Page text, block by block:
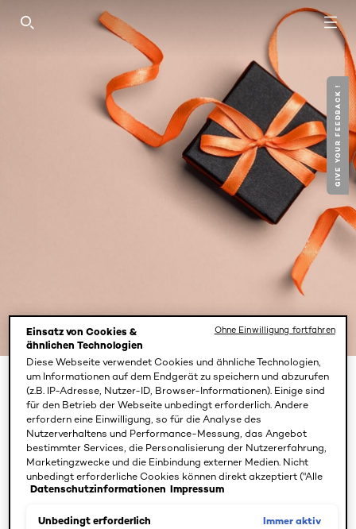
SEARCH THIS SITE
Geschenkideen: Pflege-und
Geschenksets für Männer
Die L'Oréal Paris MEN EXPERT Pflege- und
Geschenksets enthalten die perfekten Routinen zum
Verschenken. Ob Körperpflege, Bartpflege oder
findest Du das passende Geschenk.
GIVE YOUR FEEDBACK !
Einsatz von Cookies &
ähnlichen Technologien
Diese Webseite verwendet Cookies und ähnliche Technologien,
um Informationen auf dem Endgerät zu speichern und abzurufen
(z.B. IP-Adresse, Nutzer-ID, Browser-Informationen). Einige sind
für den Betrieb der Webseite unbedingt erforderlich. Andere
erfordern eine Einwilligung, so für die Analyse des
Nutzerverhaltens und Performance-Messung, das Angebot
bestimmter Services, die Personalisierung der Nutzererfahrung,
Marketingzwecke und die Einbindung externer Medien. Nicht
unbedingt erforderliche Cookies können direkt akzeptiert ("Alle
akzeptieren") oder abgelehnt ("Ohne Einwilligung fortfahren")
ebenfalls möglich und speicherbar ("Auswahl speichern"). Die
Datenschutzinformationen Impressum
Unbedingt erforderlich Immer aktiv
Ohne Einwilligung fortfahren